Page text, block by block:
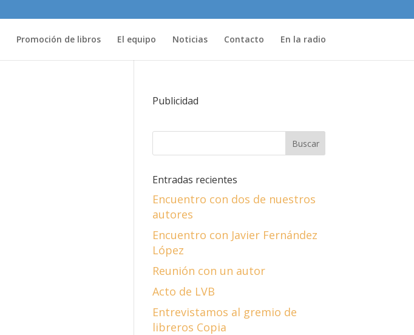
Promoción de libros El equipo Noticias Contacto En la radio
Publicidad
Entradas recientes
Encuentro con dos de nuestros
autores
Encuentro con Javier Fernández
López
Reunión con un autor
Acto de LVB
Entrevistamos al gremio de
libreros Copia